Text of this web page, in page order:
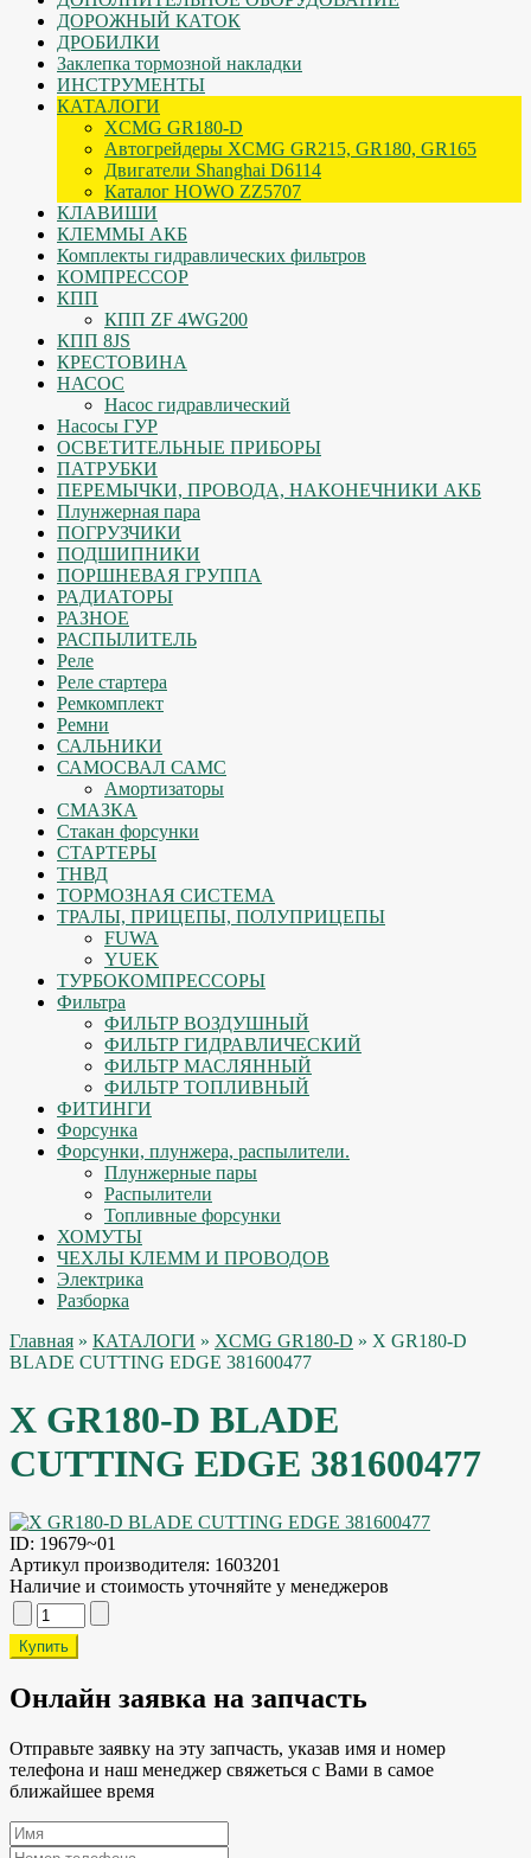
ДОРОЖНЫЙ КАТОК
ДРОБИЛКИ
Заклепка тормозной накладки
ИНСТРУМЕНТЫ
КАТАЛОГИ
XCMG GR180-D
Автогрейдеры XCMG GR215, GR180, GR165
Двигатели Shanghai D6114
Каталог HOWO ZZ5707
КЛАВИШИ
КЛЕММЫ АКБ
Комплекты гидравлических фильтров
КОМПРЕССОР
КПП
КПП ZF 4WG200
КПП 8JS
КРЕСТОВИНА
НАСОС
Насос гидравлический
Насосы ГУР
ОСВЕТИТЕЛЬНЫЕ ПРИБОРЫ
ПАТРУБКИ
ПЕРЕМЫЧКИ, ПРОВОДА, НАКОНЕЧНИКИ АКБ
Плунжерная пара
ПОГРУЗЧИКИ
ПОДШИПНИКИ
ПОРШНЕВАЯ ГРУППА
РАДИАТОРЫ
РАЗНОЕ
РАСПЫЛИТЕЛЬ
Реле
Реле стартера
Ремкомплект
Ремни
САЛЬНИКИ
САМОСВАЛ САМС
Амортизаторы
СМАЗКА
Стакан форсунки
СТАРТЕРЫ
ТНВД
ТОРМОЗНАЯ СИСТЕМА
ТРАЛЫ, ПРИЦЕПЫ, ПОЛУПРИЦЕПЫ
FUWA
YUEK
ТУРБОКОМПРЕССОРЫ
Фильтра
ФИЛЬТР ВОЗДУШНЫЙ
ФИЛЬТР ГИДРАВЛИЧЕСКИЙ
ФИЛЬТР МАСЛЯННЫЙ
ФИЛЬТР ТОПЛИВНЫЙ
ФИТИНГИ
Форсунка
Форсунки, плунжера, распылители.
Плунжерные пары
Распылители
Топливные форсунки
ХОМУТЫ
ЧЕХЛЫ КЛЕММ И ПРОВОДОВ
Электрика
Разборка
Главная » КАТАЛОГИ » XCMG GR180-D » X GR180-D
BLADE CUTTING EDGE 381600477
X GR180-D BLADE
CUTTING EDGE 381600477
ID: 19679~01
Артикул производителя: 1603201
Наличие и стоимость уточняйте у менеджеров
Онлайн заявка на запчасть
Отправьте заявку на эту запчасть, указав имя и номер
телефона и наш менеджер свяжеться с Вами в самое
ближайшее время